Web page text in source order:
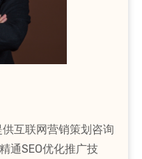
互联网营销策划咨询
通SEO优化推广技